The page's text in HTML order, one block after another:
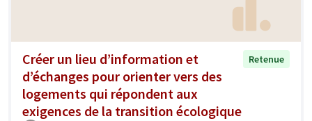
Créer un lieu d’information et
d’échanges pour orienter vers des
logements qui répondent aux
exigences de la transition écologique
Retenue